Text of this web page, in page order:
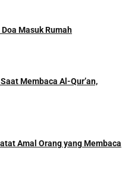
Masuk Rumah
Membaca Al-Qur’an,
Amal Orang yang Membaca